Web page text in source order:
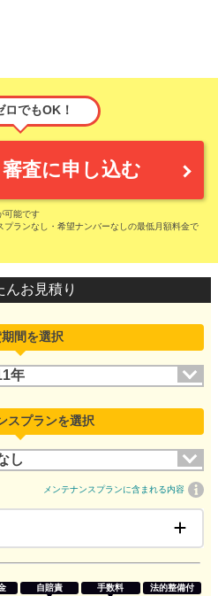
ロでもOK！
査に申し込む
可能です
ランなし・希望ナンバーなしの最低月額料金で
んお見積り
間を選択
年
スプランを選択
し
メンテナンスプランに含まれる内容
自賠責 手数料 法的整備付